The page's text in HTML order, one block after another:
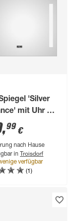
'Silver
mit Uhr 80
,99 €
nach Hause
in Troisdorf
verfügbar
(1)